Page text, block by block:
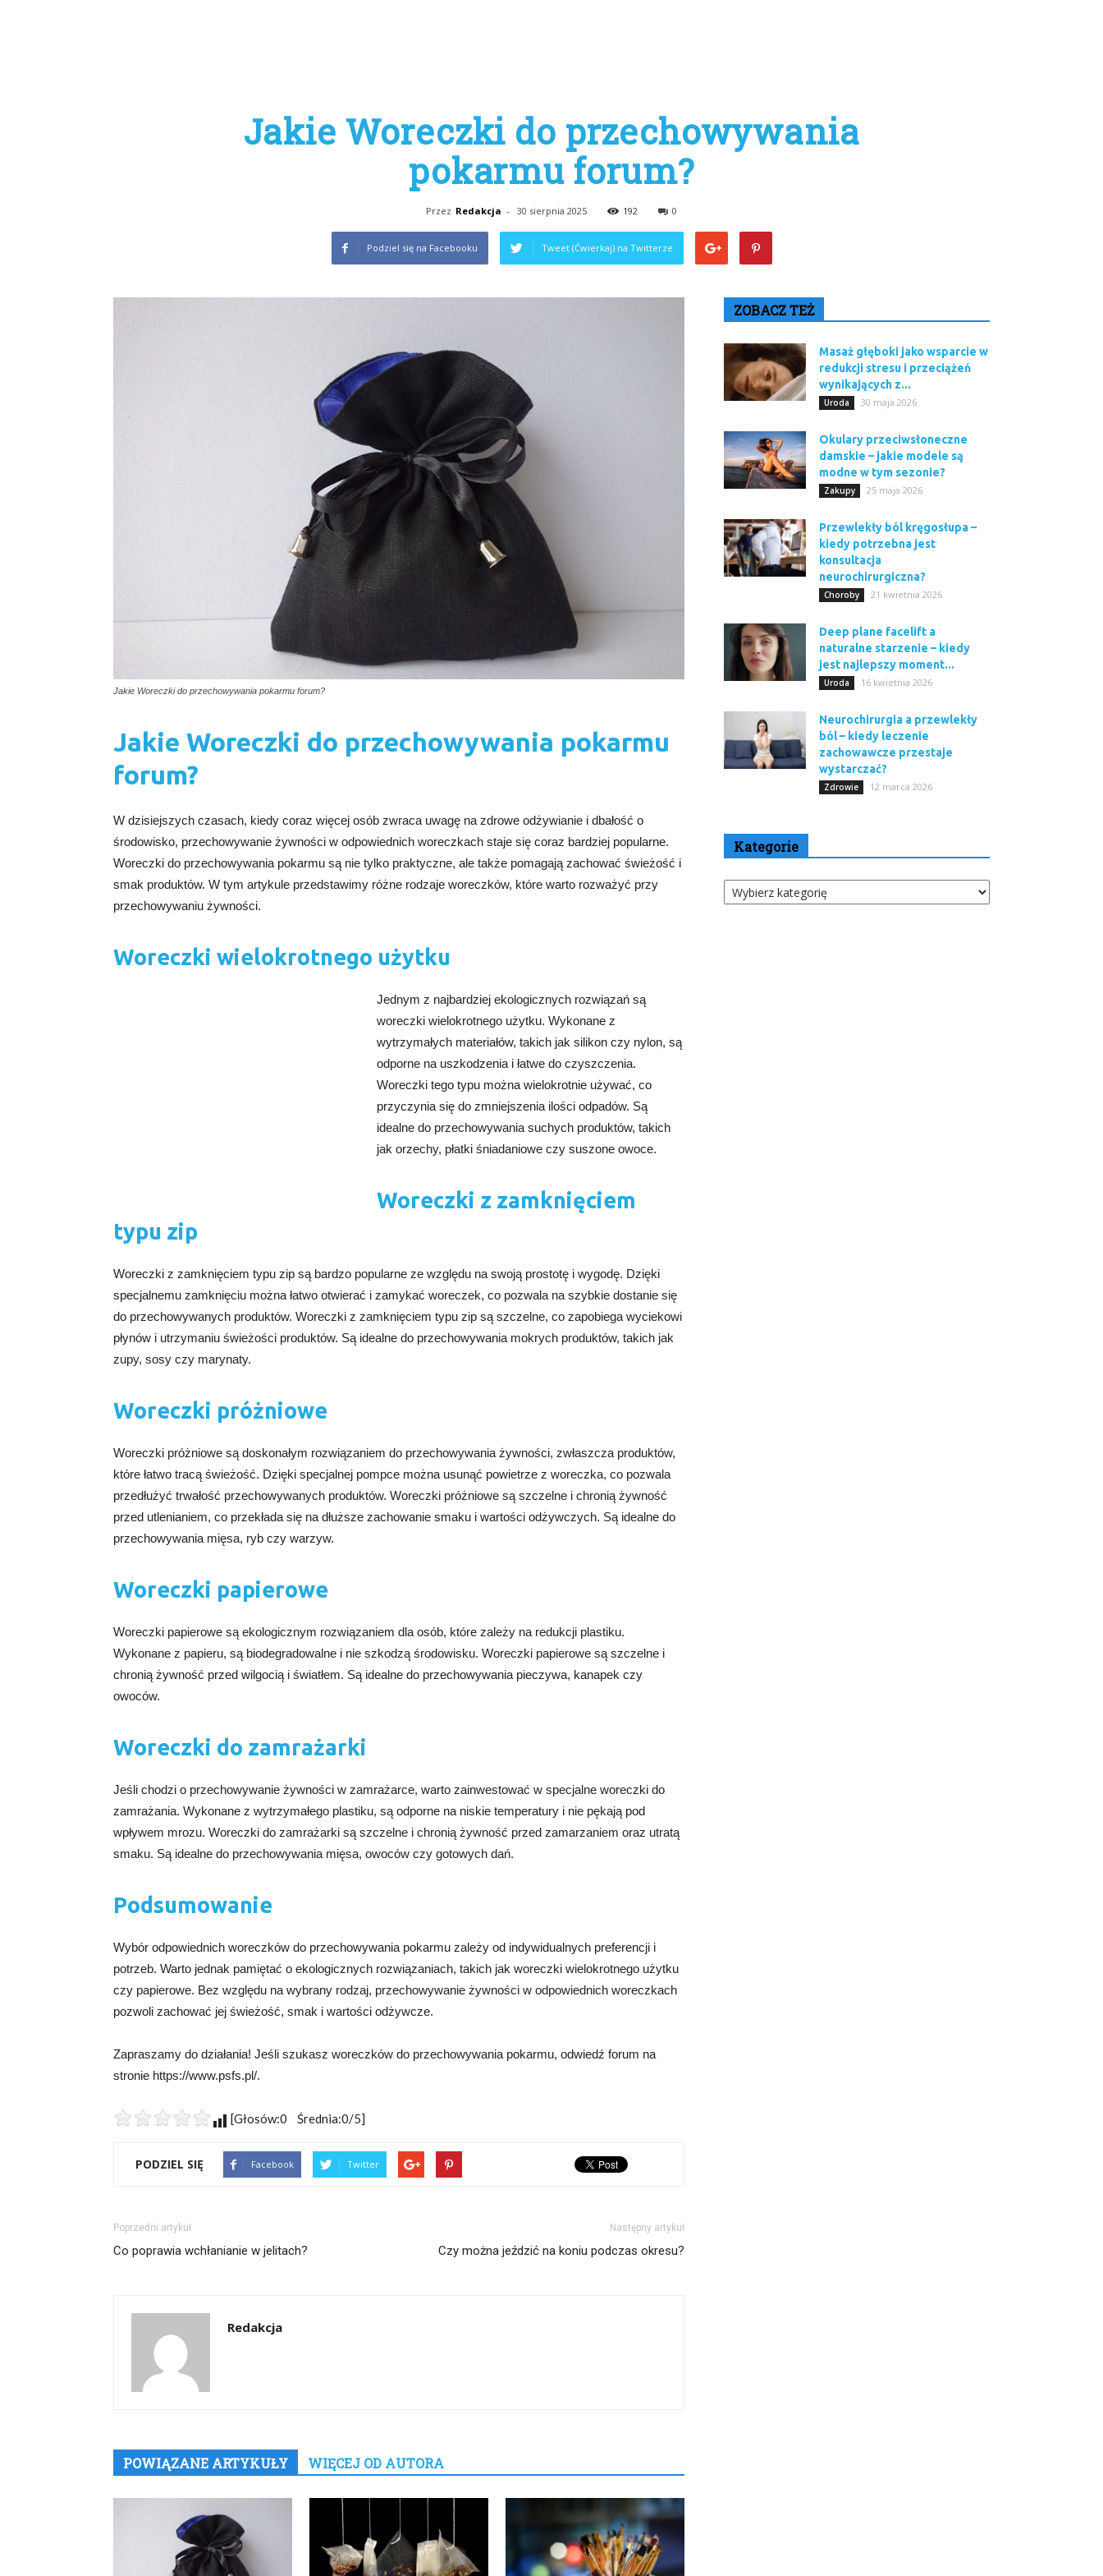
Jakie Woreczki do przechowywania
pokarmu forum?
Przez Redakcja - 30 sierpnia 2025 192 0
Podziel się na Facebooku Tweet (Ćwierkaj) na Twitterze
Jakie Woreczki do przechowywania pokarmu forum?
Jakie Woreczki do przechowywania pokarmu
forum?
W dzisiejszych czasach, kiedy coraz więcej osób zwraca uwagę na zdrowe odżywianie i dbałość o
środowisko, przechowywanie żywności w odpowiednich woreczkach staje się coraz bardziej popularne.
Woreczki do przechowywania pokarmu są nie tylko praktyczne, ale także pomagają zachować świeżość i
smak produktów. W tym artykule przedstawimy różne rodzaje woreczków, które warto rozważyć przy
przechowywaniu żywności.
Woreczki wielokrotnego użytku
Jednym z najbardziej ekologicznych rozwiązań są
woreczki wielokrotnego użytku. Wykonane z
wytrzymałych materiałów, takich jak silikon czy nylon, są
odporne na uszkodzenia i łatwe do czyszczenia.
Woreczki tego typu można wielokrotnie używać, co
przyczynia się do zmniejszenia ilości odpadów. Są
idealne do przechowywania suchych produktów, takich
jak orzechy, płatki śniadaniowe czy suszone owoce.
Woreczki z zamknięciem
typu zip
Woreczki z zamknięciem typu zip są bardzo popularne ze względu na swoją prostotę i wygodę. Dzięki
specjalnemu zamknięciu można łatwo otwierać i zamykać woreczek, co pozwala na szybkie dostanie się
do przechowywanych produktów. Woreczki z zamknięciem typu zip są szczelne, co zapobiega wyciekowi
płynów i utrzymaniu świeżości produktów. Są idealne do przechowywania mokrych produktów, takich jak
zupy, sosy czy marynaty.
Woreczki próżniowe
Woreczki próżniowe są doskonałym rozwiązaniem do przechowywania żywności, zwłaszcza produktów,
które łatwo tracą świeżość. Dzięki specjalnej pompce można usunąć powietrze z woreczka, co pozwala
przedłużyć trwałość przechowywanych produktów. Woreczki próżniowe są szczelne i chronią żywność
przed utlenianiem, co przekłada się na dłuższe zachowanie smaku i wartości odżywczych. Są idealne do
przechowywania mięsa, ryb czy warzyw.
Woreczki papierowe
Woreczki papierowe są ekologicznym rozwiązaniem dla osób, które zależy na redukcji plastiku.
Wykonane z papieru, są biodegradowalne i nie szkodzą środowisku. Woreczki papierowe są szczelne i
chronią żywność przed wilgocią i światłem. Są idealne do przechowywania pieczywa, kanapek czy
owoców.
Woreczki do zamrażarki
Jeśli chodzi o przechowywanie żywności w zamrażarce, warto zainwestować w specjalne woreczki do
zamrażania. Wykonane z wytrzymałego plastiku, są odporne na niskie temperatury i nie pękają pod
wpływem mrozu. Woreczki do zamrażarki są szczelne i chronią żywność przed zamarzaniem oraz utratą
smaku. Są idealne do przechowywania mięsa, owoców czy gotowych dań.
Podsumowanie
Wybór odpowiednich woreczków do przechowywania pokarmu zależy od indywidualnych preferencji i
potrzeb. Warto jednak pamiętać o ekologicznych rozwiązaniach, takich jak woreczki wielokrotnego użytku
czy papierowe. Bez względu na wybrany rodzaj, przechowywanie żywności w odpowiednich woreczkach
pozwoli zachować jej świeżość, smak i wartości odżywcze.
Zapraszamy do działania! Jeśli szukasz woreczków do przechowywania pokarmu, odwiedź forum na
stronie https://www.psfs.pl/.
[Głosów:0 Średnia:0/5]
PODZIEL SIĘ Facebook Twitter
Poprzedni artykuł
Co poprawia wchłanianie w jelitach?
Następny artykuł
Czy można jeździć na koniu podczas okresu?
Redakcja
POWIĄZANE ARTYKUŁY WIĘCEJ OD AUTORA
ZOBACZ TEŻ
Masaż głęboki jako wsparcie w
redukcji stresu i przeciążeń
wynikających z...
Uroda 30 maja 2026
Okulary przeciwsłoneczne
damskie – jakie modele są
modne w tym sezonie?
Zakupy 25 maja 2026
Przewlekły ból kręgosłupa –
kiedy potrzebna jest
konsultacja
neurochirurgiczna?
Choroby 21 kwietnia 2026
Deep plane facelift a
naturalne starzenie – kiedy
jest najlepszy moment...
Uroda 16 kwietnia 2026
Neurochirurgia a przewlekły
ból – kiedy leczenie
zachowawcze przestaje
wystarczać?
Zdrowie 12 marca 2026
Kategorie
Kategorie